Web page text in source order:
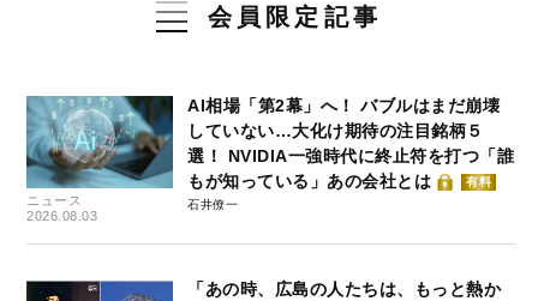
会員限定記事
ニュース
2026.08.03
AI相場「第2幕」へ！ バブルはまだ崩壊
していない…大化け期待の注目銘柄５
選！ NVIDIA一強時代に終止符を打つ「誰
もが知っている」あの会社とは
有料
石井僚一
「あの時、広島の人たちは、もっと熱か